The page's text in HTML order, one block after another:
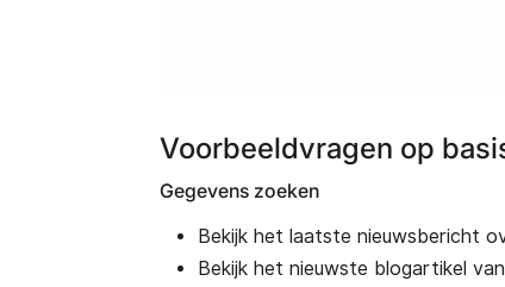
Voorbeeldvragen op
Gegevens zoeken
Bekijk het laatste nieuwsbericht
Bekijk het nieuwste blogartikel